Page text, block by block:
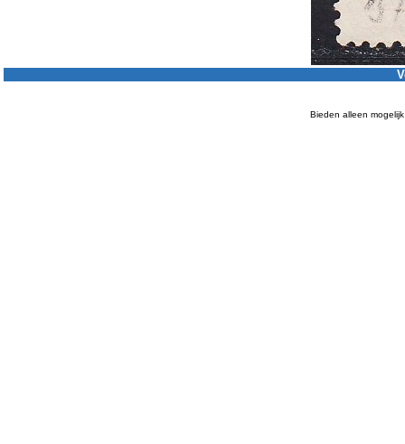
Bieden alleen